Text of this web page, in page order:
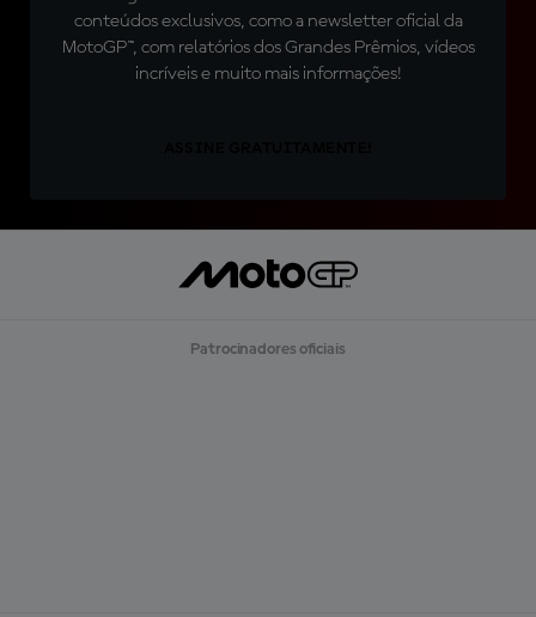
conteúdos exclusivos, como a newsletter oficial da
MotoGP™, com relatórios dos Grandes Prêmios, vídeos
incríveis e muito mais informações!
Patrocinadores oficiais